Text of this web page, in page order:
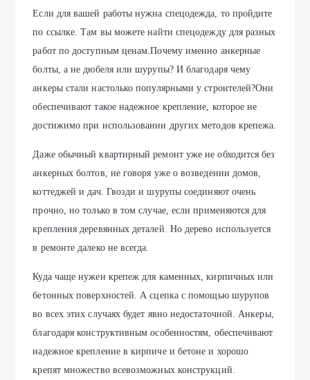
Если для вашей работы нужна спецодежда, то пройдите
по ссылке. Там вы можете найти спецодежду для разных
работ по доступным ценам.Почему именно анкерные
болты, а не дюбеля или шурупы? И благодаря чему
анкеры стали настолько популярными у строителей?Они
обеспечивают такое надежное крепление, которое не
достижимо при использовании других методов крепежа.
Даже обычный квартирный ремонт уже не обходится без
анкерных болтов, не говоря уже о возведении домов,
коттеджей и дач. Гвозди и шурупы соединяют очень
прочно, но только в том случае, если применяются для
крепления деревянных деталей. Но дерево используется
в ремонте далеко не всегда.
Куда чаще нужен крепеж для каменных, кирпичных или
бетонных поверхностей. А сцепка с помощью шурупов
во всех этих случаях будет явно недостаточной. Анкеры,
благодаря конструктивным особенностям, обеспечивают
надежное крепление в кирпиче и бетоне и хорошо
крепят множество всевозможных конструкций.